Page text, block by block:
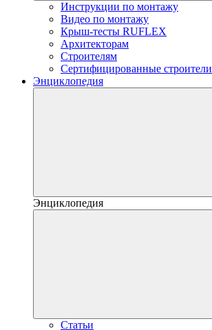
Инструкции по монтажу
Видео по монтажу
Крыш-тесты RUFLEX
Архитекторам
Строителям
Сертифицированные строители
Энциклопедия
Энциклопедия
Статьи